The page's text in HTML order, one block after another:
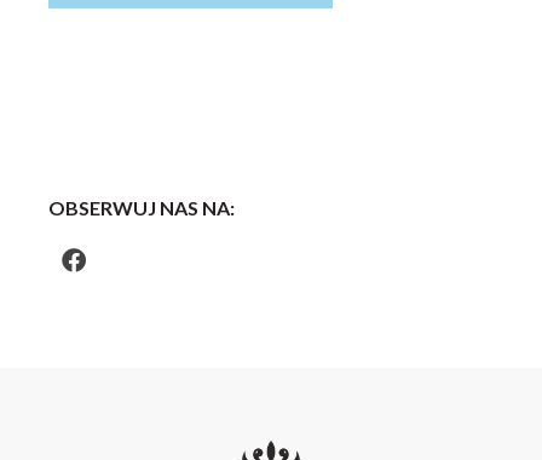
OBSERWUJ NAS NA: